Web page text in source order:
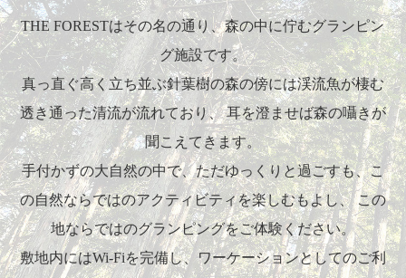
THE FORESTはその名の通り、森の中に佇むグランピン
グ施設です。
真っ直ぐ高く立ち並ぶ針葉樹の森の傍には渓流魚が棲む
透き通った清流が流れており、耳を澄ませば森の囁きが
聞こえてきます。
手付かずの大自然の中で、ただゆっくりと過ごすも、こ
の自然ならではのアクティビティを楽しむもよし、この
地ならではのグランピングをご体験ください。
敷地内にはWi-Fiを完備し、ワーケーションとしてのご利